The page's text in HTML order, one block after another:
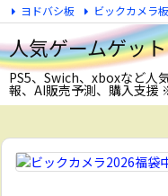
人気ゲームゲッ
PS5、Swich、xboxなど人
報、AI販売予測、購入支援
ヨドバシ板 ビックカメラ板